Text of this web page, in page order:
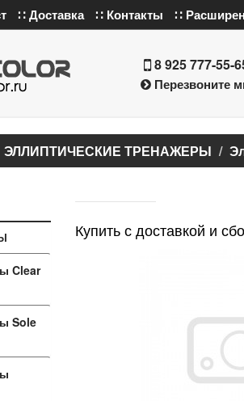
∷ Доставка ∷ Контакты ∷
8 925 777-55-
Перезвоните
ЭЛЛИПТИЧЕСКИЕ ТРЕНАЖЕРЫ
Clear
Sole
Купить с доставкой и